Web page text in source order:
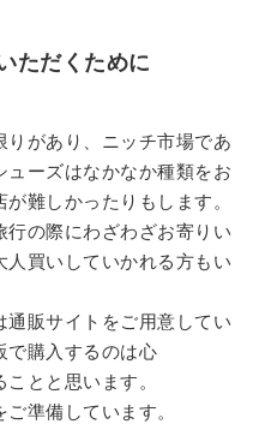
ただくために
があり、ニッチ市場であ
ューズはなかなか種類をお
難しかったりもします。
の際にわざわざお寄りい
買いしていかれる方もい
販サイトをご用意してい
で購入するのは心
とと思います。
準備しています。